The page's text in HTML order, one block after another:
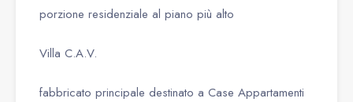
porzione residenziale al piano più alto
Villa C.A.V.
fabbricato principale destinato a Case Appartamenti